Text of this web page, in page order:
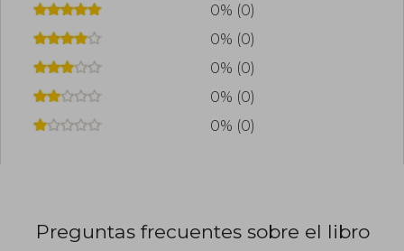
0% (0)
0% (0)
0% (0)
0% (0)
0% (0)
Preguntas frecuentes sobre el libro